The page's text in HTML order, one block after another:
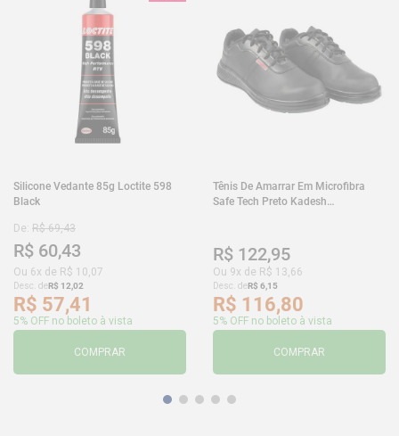
Silicone Vedante 85g Loctite 598
Black
De: R$ 69,43
R$ 60,43
Ou 6x de R$ 10,07
Desc. deR$ 12,02
R$ 57,41
5% OFF no boleto à vista
COMPRAR
Tênis De Amarrar Em Microfibra
Safe Tech Preto Kadesh
R$ 122,95
Ou 9x de R$ 13,66
Desc. deR$ 6,15
R$ 116,80
5% OFF no boleto à vista
COMPRAR